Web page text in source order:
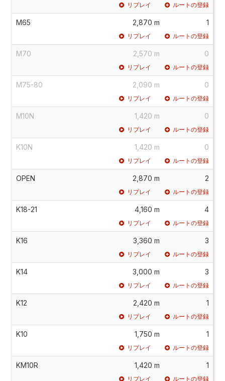
リプレイ ルートの登録
M65 2,870 m 1
リプレイ ルートの登録
M70 2,570 m 0
リプレイ ルートの登録
M75-80 2,090 m 0
リプレイ ルートの登録
M10N 1,420 m 0
リプレイ ルートの登録
K10N 1,420 m 0
リプレイ ルートの登録
OPEN 2,870 m 2
リプレイ ルートの登録
K18-21 4,160 m 4
リプレイ ルートの登録
K16 3,360 m 3
リプレイ ルートの登録
K14 3,000 m 3
リプレイ ルートの登録
K12 2,420 m 1
リプレイ ルートの登録
K10 1,750 m 1
リプレイ ルートの登録
KM10R 1,420 m 1
リプレイ ルートの登録